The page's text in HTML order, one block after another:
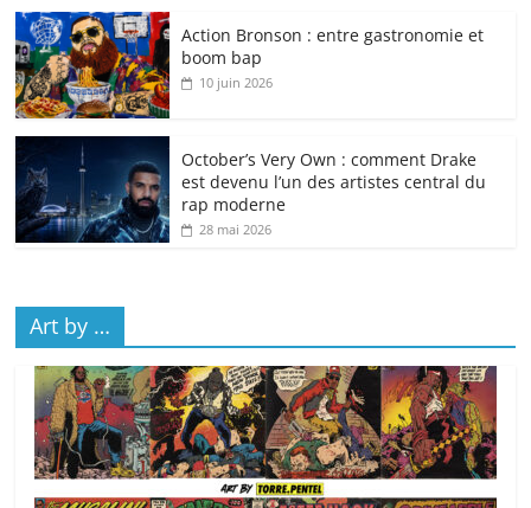
Action Bronson : entre gastronomie et
boom bap
10 juin 2026
October’s Very Own : comment Drake
est devenu l’un des artistes central du
rap moderne
28 mai 2026
Art by …